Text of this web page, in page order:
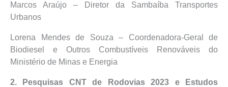
Marcos Araújo – Diretor da Sambaíba Transportes
Urbanos
Lorena Mendes de Souza – Coordenadora-Geral de
Biodiesel e Outros Combustíveis Renováveis do
Ministério de Minas e Energia
2. Pesquisas CNT de Rodovias 2023 e Estudos